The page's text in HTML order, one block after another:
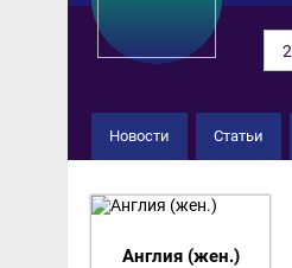
Новости Статьи
Список
Англия (жен.)